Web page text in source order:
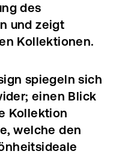
des
und zeigt
Kollektionen.
spiegeln sich
einen Blick
Kollektion
welche den